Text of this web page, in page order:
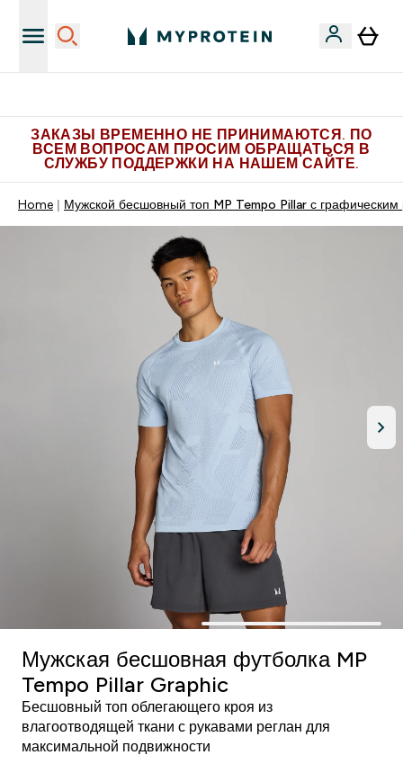
ЗАКАЗЫ ВРЕМЕННО НЕ ПРИНИМАЮТСЯ. ПО
ВСЕМ ВОПРОСАМ ПРОСИМ ОБРАЩАТЬСЯ В
СЛУЖБУ ПОДДЕРЖКИ НА НАШЕМ САЙТЕ.
Home Мужской бесшовный топ MP Tempo Pillar с
Мужская бесшовная футболка MP
Tempo Pillar Graphic
Бесшовный топ облегающего кроя из
влагоотводящей ткани с рукавами реглан для
максимальной подвижности